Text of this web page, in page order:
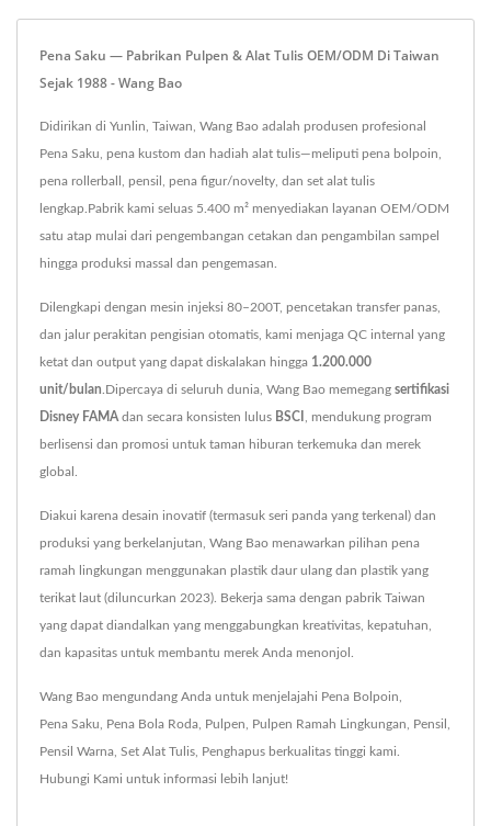
Pena Saku — Pabrikan Pulpen & Alat Tulis OEM/ODM Di Taiwan
Sejak 1988 - Wang Bao
Didirikan di Yunlin, Taiwan, Wang Bao adalah produsen profesional
Pena Saku, pena kustom dan hadiah alat tulis—meliputi pena bolpoin,
pena rollerball, pensil, pena figur/novelty, dan set alat tulis
lengkap.Pabrik kami seluas 5.400 m² menyediakan layanan OEM/ODM
satu atap mulai dari pengembangan cetakan dan pengambilan sampel
hingga produksi massal dan pengemasan.
Dilengkapi dengan mesin injeksi 80–200T, pencetakan transfer panas,
dan jalur perakitan pengisian otomatis, kami menjaga QC internal yang
ketat dan output yang dapat diskalakan hingga 1.200.000
unit/bulan .Dipercaya di seluruh dunia, Wang Bao memegang sertifikasi
Disney FAMA dan secara konsisten lulus BSCI , mendukung program
berlisensi dan promosi untuk taman hiburan terkemuka dan merek
global.
Diakui karena desain inovatif (termasuk seri panda yang terkenal) dan
produksi yang berkelanjutan, Wang Bao menawarkan pilihan pena
ramah lingkungan menggunakan plastik daur ulang dan plastik yang
terikat laut (diluncurkan 2023). Bekerja sama dengan pabrik Taiwan
yang dapat diandalkan yang menggabungkan kreativitas, kepatuhan,
dan kapasitas untuk membantu merek Anda menonjol.
Wang Bao mengundang Anda untuk menjelajahi Pena Bolpoin
Pena Saku Pena Bola Roda Pulpen Pulpen Ramah Lingkungan Pensil
Pensil Warna Set Alat Tulis Penghapus berkualitas tinggi kami.
Hubungi Kami untuk informasi lebih lanjut!